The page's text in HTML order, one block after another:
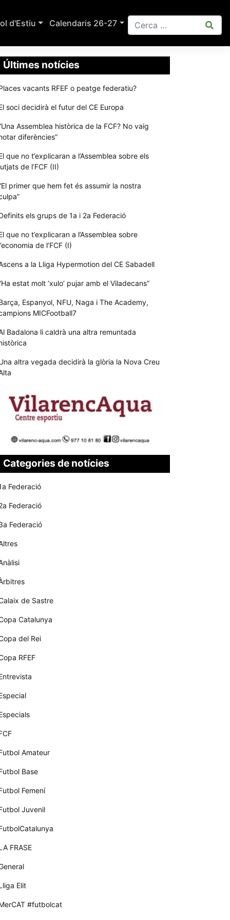
d'Estiu Calendaris 26-27
Últimes notícies
vacants RFEF o peatge federatiu?
soci decidirà el futur del CE Europa
Assemblea històrica de la FCF? No vaig
diferències”
que no t’explicaran a l’Assemblea sobre els
de l’FCF (II)
primer que hem fet és assumir la nostra
els grups de 1a i 2a Federació
que no t’explicaran a l’Assemblea sobre
de l’FCF (I)
a la Lliga Hypermotion del CE Sabadell
estat molt ‘xulo’ pujar amb el Viladecans”
Espanyol, NFU, Naga i The Academy,
MICFootball7
Badalona li caldrà una altra remuntada
altra vegada decidirà la glòria la Nova Creu
Categories de notícies
Federació
Federació
Federació
de Sastre
Catalunya
del Rei
RFEF
Amateur
Base
Femení
Juvenil
FRASE
Elit
#futbolcat